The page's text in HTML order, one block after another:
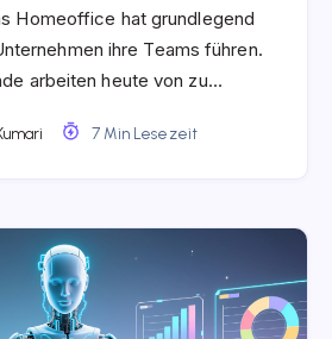
Homeoffice hat grundlegend
ihre Teams führen.
arbeiten heute von zu…
7 Min Lesezeit